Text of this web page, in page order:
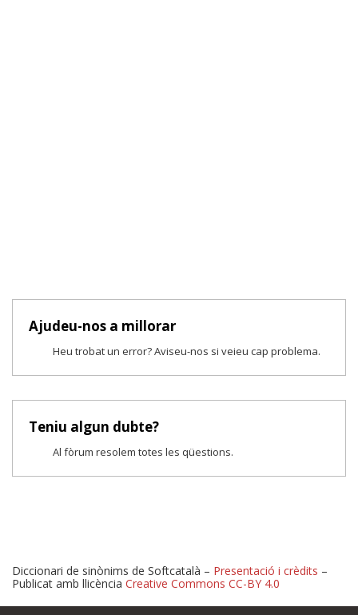
Ajudeu-nos a millorar
Heu trobat un error? Aviseu-nos si veieu cap problema.
Teniu algun dubte?
Al fòrum resolem totes les qüestions.
Diccionari de sinònims de Softcatalà – Presentació i crèdits –
Publicat amb llicència Creative Commons CC-BY 4.0